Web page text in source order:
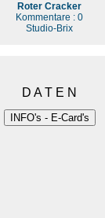
Roter Cracker
Kommentare : 0
Studio-Brix
D A T E N